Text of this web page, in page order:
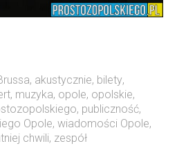
, akustycznie, bilety,
, muzyka, opole, opolskie,
, publiczność,
Opole, wiadomości Opole,
chwili, zespół